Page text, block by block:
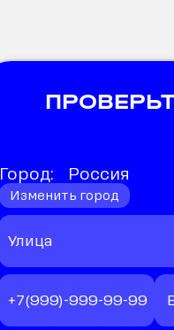
Город: Россия
Изменить город